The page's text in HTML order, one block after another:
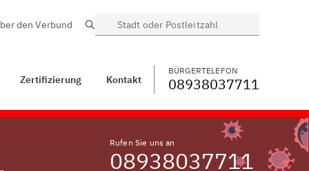
BÜRGERTELEFON WECHSELN
den Verbund Suche
Zertifizierung Kontakt
BÜRGERTELEFON
08938037711
Rufen Sie uns an
08938037711